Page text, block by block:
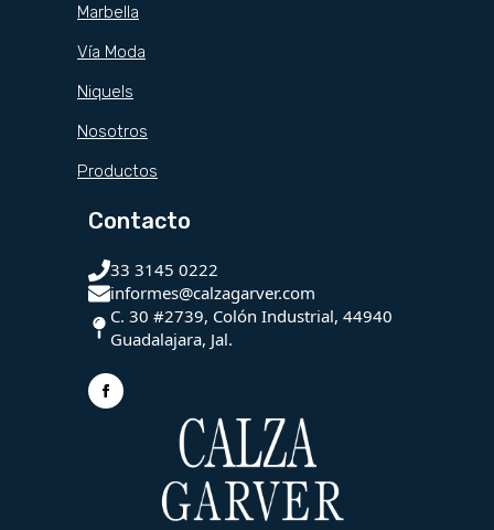
Marbella
Vía Moda
Niquels
Nosotros
Productos
Contacto
33 3145 0222
informes@calzagarver.com
C. 30 #2739, Colón Industrial, 44940
Guadalajara, Jal.